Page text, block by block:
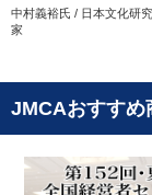
中村義裕氏 / 日本文化研
家
JMCAおすすめ